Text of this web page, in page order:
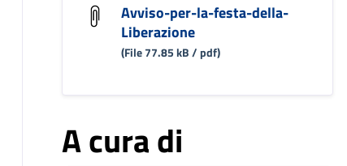
Avviso-per-la-festa-della-
Liberazione
(File 77.85 kB / pdf)
A cura di